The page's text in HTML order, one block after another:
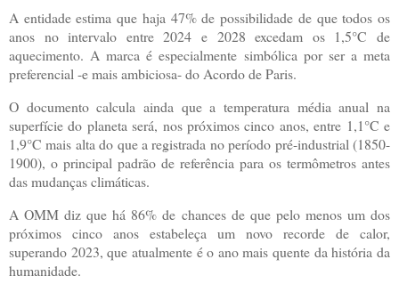
A entidade estima que haja 47% de possibilidade de que todos os
anos no intervalo entre 2024 e 2028 excedam os 1,5°C de
aquecimento. A marca é especialmente simbólica por ser a meta
preferencial -e mais ambiciosa- do Acordo de Paris.
O documento calcula ainda que a temperatura média anual na
superfície do planeta será, nos próximos cinco anos, entre 1,1°C e
1,9°C mais alta do que a registrada no período pré-industrial (1850-
1900), o principal padrão de referência para os termômetros antes
das mudanças climáticas.
A OMM diz que há 86% de chances de que pelo menos um dos
próximos cinco anos estabeleça um novo recorde de calor,
superando 2023, que atualmente é o ano mais quente da história da
humanidade.